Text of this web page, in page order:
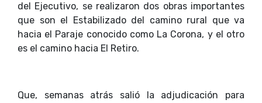
del Ejecutivo, se realizaron dos obras importantes
que son el Estabilizado del camino rural que va
hacia el Paraje conocido como La Corona, y el otro
es el camino hacia El Retiro.
Que, semanas atrás salió la adjudicación para